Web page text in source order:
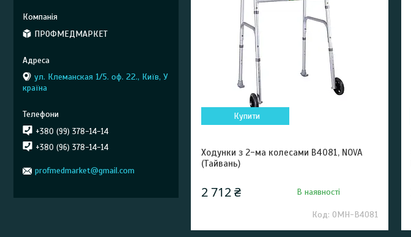
Купити
Ходунки з 2-ма колесами B4081, NOVA
(Тайвань)
2 712 ₴ В наявності
ОМН-B4081
ПРОФМЕДМАРКЕТ
ул. Клеманская 1/5. оф. 22., Київ, У
країна
+380 (99) 378-14-14
+380 (96) 378-14-14
profmedmarket@gmail.com